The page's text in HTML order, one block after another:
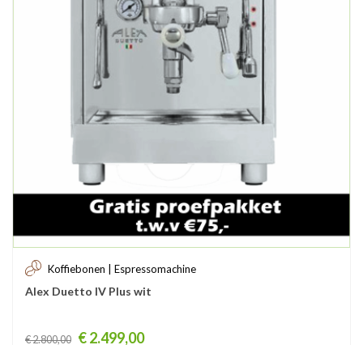
Koffiebonen | Espressomachine
Alex Duetto IV Plus wit
Prijs
€ 2.800,00 € 2.499,00